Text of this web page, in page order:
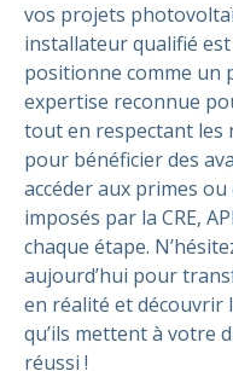
vos projets
installateur qualifié est
positionne comme un
expertise reconnue
tout en respectant les
pour bénéficier des
accéder aux primes
imposés par la CRE,
chaque étape.
aujourd’hui pour
en réalité et découvrir
qu’ils mettent à votre
réussi !